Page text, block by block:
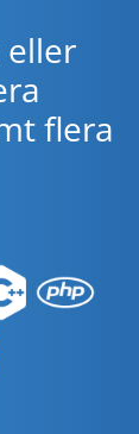
eller
flera